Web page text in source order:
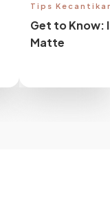
Tips
Get to Know:
Matte